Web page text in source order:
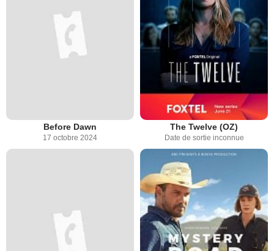
Before Dawn
17 octobre 2024
The Twelve (OZ)
Date de sortie inconnue